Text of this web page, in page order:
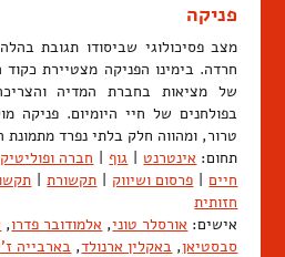
פניקה
מצב פסיכולוגי שביסודו תגובת
חרדה. בימינו הפניקה מצטיירת כקוד
של מציאות בחברת המדיה
בפולחנים של חיי היומיום. פניקה
טרור, ומהווה חלק בלתי נפרד
תחום: אינטרנט גוף חברה
חיים
פרסום ושיווק תקשורת
חזותית
אישים: אורסלר טוני, אלמודובר פדרו,
סבסטיאן, באקלין ארנולד, בארבייה